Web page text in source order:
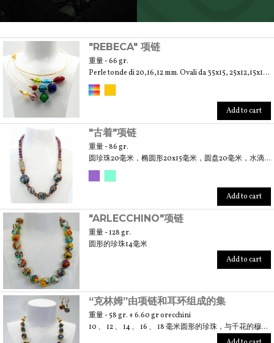
"REBECA" 项链
重量 - 66 gr.
Perle tonde di 20,16,12 mm. Ovali da 35x15, 25x12,15x10 mm. Biconi 25,20,15 mm
Add to cart
"古着"项链
重量 - 86 gr.
圆珍珠20毫米，椭圆形20x15毫米，圆盘20毫米，水滴25x15毫米，圆柱25x12毫米
Add to cart
"ARLECCHINO"项链
重量 - 128 gr.
圆形的珍珠14毫米
Add to cart
“克林姆”由项链和耳环组成的集
重量 - 58 gr. + 6.60 gr orecchini
10 、 12 、 14 、 16 、 18 毫米圆形的珍珠，与千花的穆拉诺玻璃和 24 克拉金叶。